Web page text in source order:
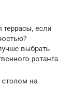
если
выбрать
ротанга.
на